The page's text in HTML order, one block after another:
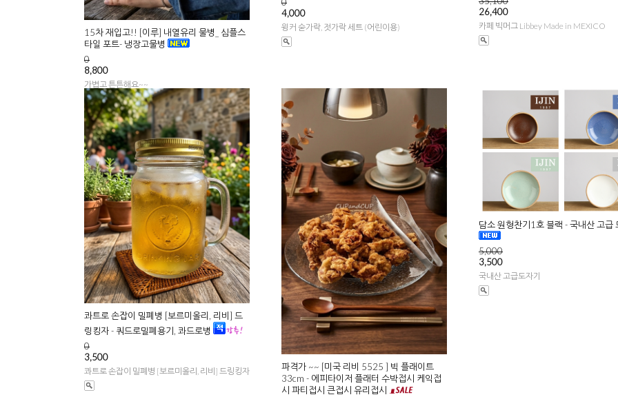
15차 재입고!! [이루] 내열유리 물병_ 심플스
타일 포트- 냉장고물병
0
8,800
가볍고 튼튼해요~~
4,000
윙커 숟가락, 젓가락 세트 (어린이용)
26,400
카페 빅머그 Libbey Made in MEXICO
콰트로 손잡이 밀폐병 [보르미올리, 리비] 드
링킹자 - 쿼드로밀폐용기, 콰드로병
0
3,500
콰트로 손잡이 밀폐병 [보르미올리, 리비] 드링킹자
파격가 ~~ [미국 리비 5525 ] 빅 플래이트
33cm - 에피타이저 플래터 수박접시 케익접
시 파티접시 큰접시 유리접시
담소 원형찬기1호 블랙 - 국내산 고급
5,000
3,500
국내산 고급도자기